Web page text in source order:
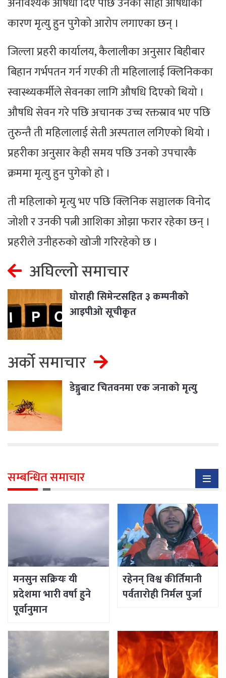
कारण मृत्यु हुन पुगेको आरोप लगाएका छन् ।
जिल्ला प्रहरी कार्यालय, कैलालीका अनुसार बिहीबार
बिहान गर्भपतन गर्न गएकी ती महिलालाई क्लिनिकका
स्वास्थ्यकर्मीले सेवनका लागि औषधि दिएको थियो ।
औषधि सेवन गरे पछि अचानक उच्च रक्तस्राव भए पछि
तुरुन्तै ती महिलालाई सेती अस्पताल लगिएको थियो ।
प्रहरीका अनुसार केही समय पछि उनको उपचारकै
क्रममा मृत्यु हुन पुगेको हाे ।
ती महिलाको मृत्यु भए पछि क्लिनिक सञ्चालक विनोद
जोशी र उनकी पत्नी आशिका ओझा फरार रहेका छन् ।
प्रहरीले उनीहरुको खोजी गरिरहेको छ ।
अघिल्लो समाचार
घोराही सिमेन्टसहित ३ कम्पनीको
आइपीओ सूचीकृत
अर्को समाचार
डेङ्गुबाट चितवनमा एक जनाको मृत्यु
सम्बन्धित समाचार
मनसुन सक्रियः यी
प्रदेशमा भारी वर्षा हुने
पूर्वानुमान
रहेनन् विश्व कीर्तिमानी
पर्वतारोही निर्मल पुर्जा